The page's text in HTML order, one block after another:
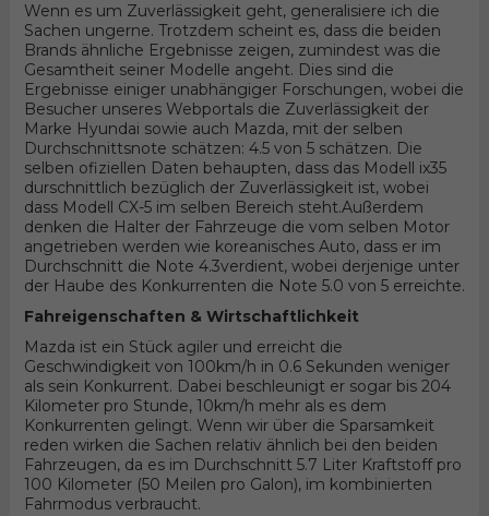
Wenn es um Zuverlässigkeit geht, generalisiere ich die
Sachen ungerne. Trotzdem scheint es, dass die beiden
Brands ähnliche Ergebnisse zeigen, zumindest was die
Gesamtheit seiner Modelle angeht. Dies sind die
Ergebnisse einiger unabhängiger Forschungen, wobei die
Besucher unseres Webportals die Zuverlässigkeit der
Marke Hyundai sowie auch Mazda, mit der selben
Durchschnittsnote schätzen: 4.5 von 5 schätzen. Die
selben ofiziellen Daten behaupten, dass das Modell ix35
durschnittlich bezüglich der Zuverlässigkeit ist, wobei
dass Modell CX-5 im selben Bereich steht.Außerdem
denken die Halter der Fahrzeuge die vom selben Motor
angetrieben werden wie koreanisches Auto, dass er im
Durchschnitt die Note 4.3verdient, wobei derjenige unter
der Haube des Konkurrenten die Note 5.0 von 5 erreichte.
Fahreigenschaften & Wirtschaftlichkeit
Mazda ist ein Stück agiler und erreicht die
Geschwindigkeit von 100km/h in 0.6 Sekunden weniger
als sein Konkurrent. Dabei beschleunigt er sogar bis 204
Kilometer pro Stunde, 10km/h mehr als es dem
Konkurrenten gelingt. Wenn wir über die Sparsamkeit
reden wirken die Sachen relativ ähnlich bei den beiden
Fahrzeugen, da es im Durchschnitt 5.7 Liter Kraftstoff pro
100 Kilometer (50 Meilen pro Galon), im kombinierten
Fahrmodus verbraucht.